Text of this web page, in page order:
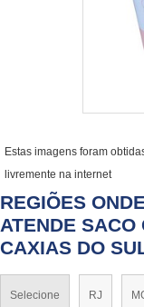
Estas imagens foram
livremente na internet
REGIÕES
ATENDE SACO
CAXIAS DO
Selecione RJ